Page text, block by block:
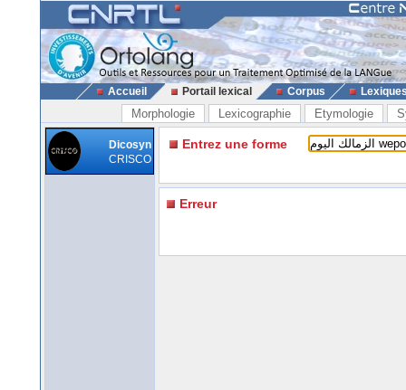
Accueil Portail lexical Corpus
Morphologie Lexicographie Etymologie
Dicosyn
CRISCO
Entrez une forme
Erreur